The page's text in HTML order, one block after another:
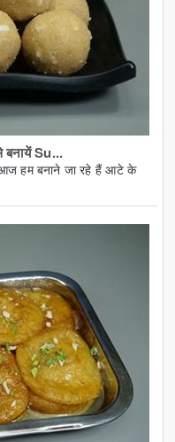
बनायें Su...
आज हम बनाने जा रहे हैं आटे के